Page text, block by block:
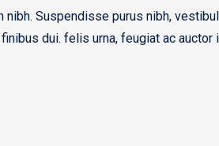
Suspendisse purus nibh,
dui. felis urna, feugiat ac